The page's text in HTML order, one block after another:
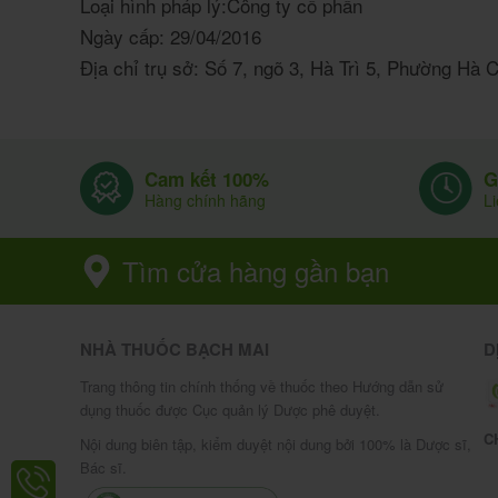
Ngày cấp: 29/04/2016
Địa chỉ trụ sở: Số 7, ngõ 3, Hà Trì 5, Phường Hà
Cam kết 100%
Hàng chính hãng
Tìm cửa hàng gần bạn
NHÀ THUỐC BẠCH MAI
Trang thông tin chính thống về thuốc theo Hướng dẫn sử
dụng thuốc được Cục quản lý Dược phê duyệt.
Nội dung biên tập, kiểm duyệt nội dung bởi 100% là Dược sĩ,
Bác sĩ.